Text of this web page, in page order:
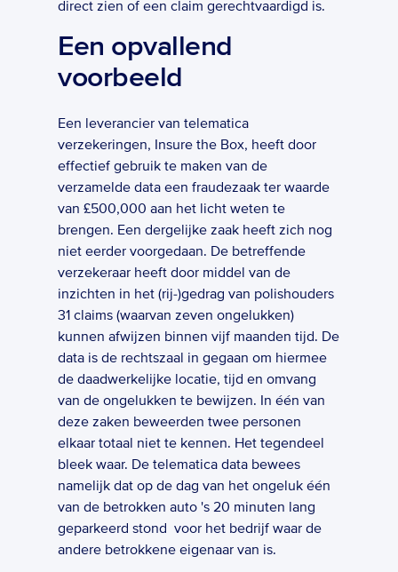
direct zien of een claim gerechtvaardigd is.
Een opvallend
voorbeeld
Een leverancier van telematica
verzekeringen, Insure the Box, heeft door
effectief gebruik te maken van de
verzamelde data een fraudezaak ter waarde
van £500,000 aan het licht weten te
brengen. Een dergelijke zaak heeft zich nog
niet eerder voorgedaan. De betreffende
verzekeraar heeft door middel van de
inzichten in het (rij-)gedrag van polishouders
31 claims (waarvan zeven ongelukken)
kunnen afwijzen binnen vijf maanden tijd. De
data is de rechtszaal in gegaan om hiermee
de daadwerkelijke locatie, tijd en omvang
van de ongelukken te bewijzen. In één van
deze zaken beweerden twee personen
elkaar totaal niet te kennen. Het tegendeel
bleek waar. De telematica data bewees
namelijk dat op de dag van het ongeluk één
van de betrokken auto 's 20 minuten lang
geparkeerd stond  voor het bedrijf waar de
andere betrokkene eigenaar van is.